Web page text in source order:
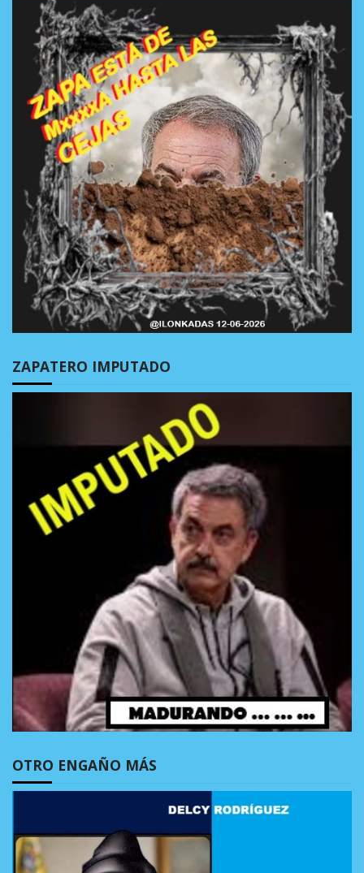
ZAPATERO IMPUTADO
OTRO ENGAÑO MÁS